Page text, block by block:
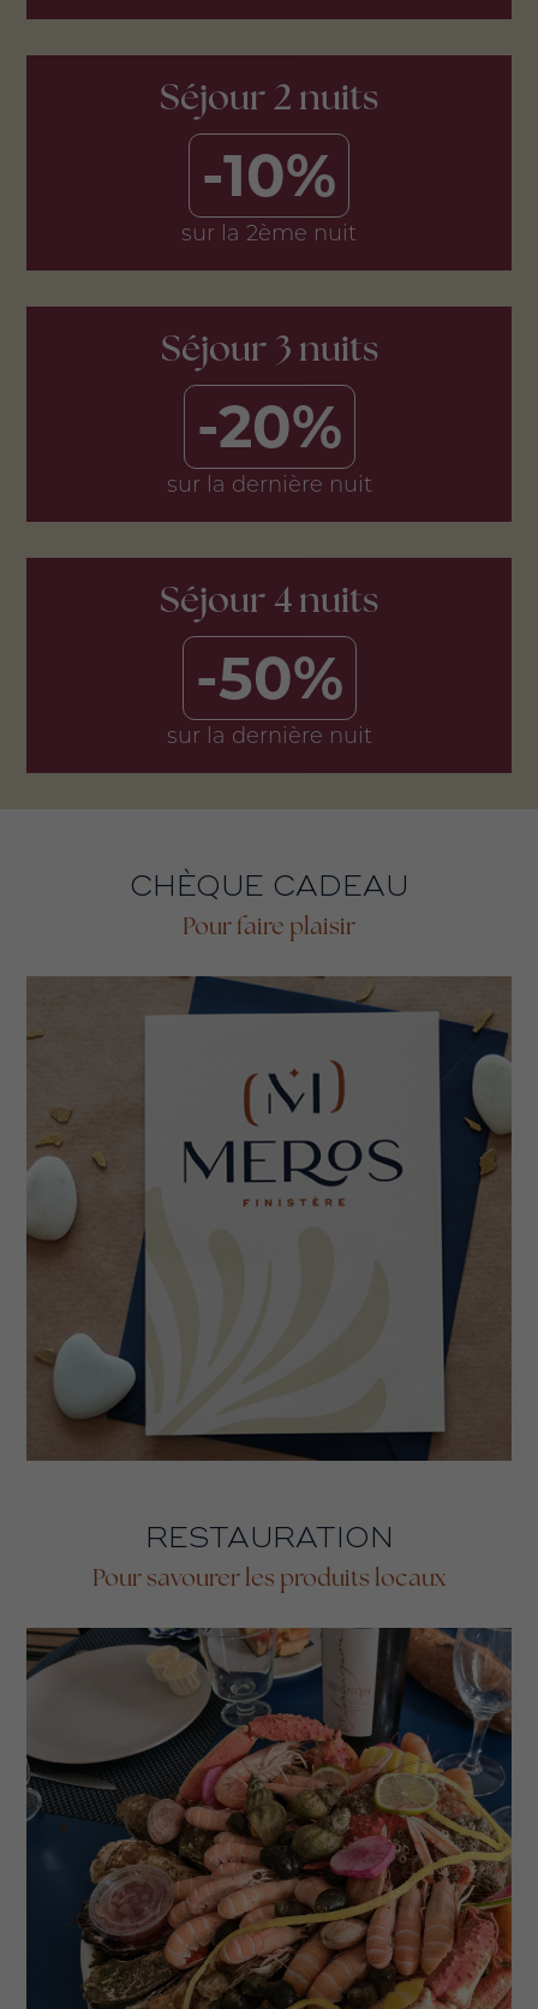
Séjour 2 nuits
-10%
sur la 2ème nuit
Séjour 3 nuits
-20%
sur la dernière nuit
Séjour 4 nuits
-50%
sur la dernière nuit
CHÈQUE CADEAU
Pour faire plaisir
RESTAURATION
Pour savourer les produits locaux